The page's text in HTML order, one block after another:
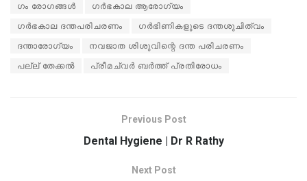
ഗം രോഗങ്ങള്‍ ഗര്‍ഭകാല ആരോഗ്യം
ഗര്‍ഭകാല ദന്തപരിചരണം ഗര്‍ഭിണികളുടെ ദന്തശുചിത്വം
ദന്താരോഗ്യം നവജാത ശിശുവിന്റെ ദന്ത പരിചരണം
പല്ല് തേക്കല്‍ പ്രീമച്വര്‍ ബര്‍ത്ത് പ്രതിരോധം
Previous Post
Dental Hygiene | Dr R Rathy
Next Post